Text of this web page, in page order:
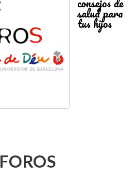
salud para
tus hijos
FOROS